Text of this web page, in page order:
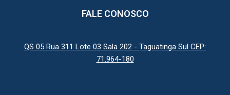
FALE CONOSCO
QS 05 Rua 311 Lote 03 Sala 202 - Taguatinga Sul CEP:
71.964-180